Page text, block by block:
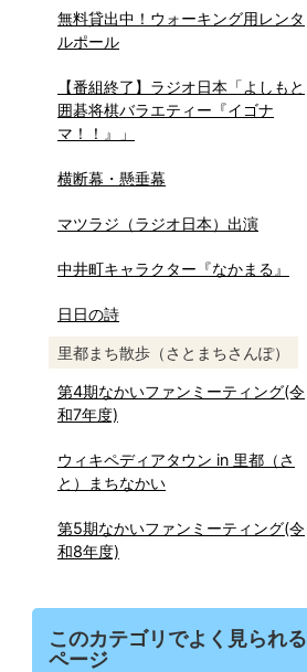
無料貸出中！ウォーキング用レンタ
ルポール
【番組終了】ラジオ日本「よしもと
囲碁将棋バラエティー『イゴナ
マ！！』」
横断幕・懸垂幕
マツラジ（ラジオ日本）出演
中井町キャラクター『なかまる』
日日の詩
里都まち散歩（さとまちさんぽ）
第4期なかいファンミーティング(令
和7年度)
ウィキペディアタウン in 里都（さ
と）まちなかい
第5期なかいファンミーティング(令
和8年度)
このカテゴリでよく見られる
ページ